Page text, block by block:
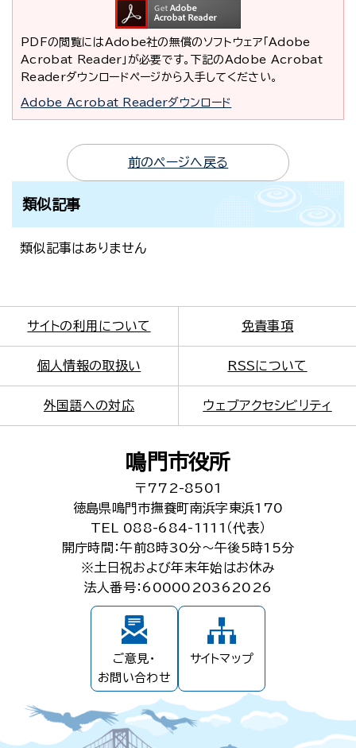
PDFの閲覧にはAdobe社の無償のソフトウェア「Adobe
Acrobat Reader」が必要です。下記のAdobe Acrobat
Readerダウンロードページから入手してください。
Adobe Acrobat Readerダウンロード
前のページへ戻る
類似記事
類似記事はありません
サイトの利用について 免責事項
個人情報の取扱い RSSについて
外国語への対応 ウェブアクセシビリティ
鳴門市役所
〒772-8501
徳島県鳴門市撫養町南浜字東浜170
TEL 088-684-1111（代表）
開庁時間：午前8時30分～午後5時15分
※土日祝および年末年始はお休み
法人番号：6000020362026
ご意見・
お問い合わせ
サイトマップ